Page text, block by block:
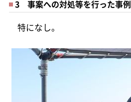
3 事案への対処等を行った事例
特になし。